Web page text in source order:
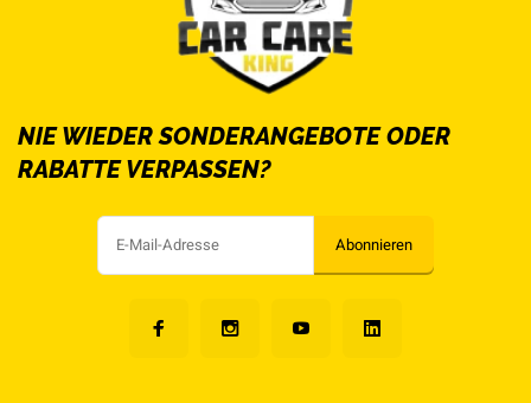
NIE WIEDER SONDERANGEBOTE ODER
RABATTE VERPASSEN?
Abonnieren